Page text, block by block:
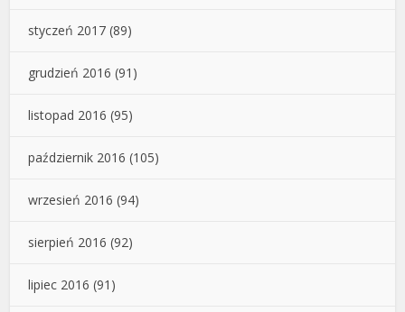
styczeń 2017 (89)
grudzień 2016 (91)
listopad 2016 (95)
październik 2016 (105)
wrzesień 2016 (94)
sierpień 2016 (92)
lipiec 2016 (91)